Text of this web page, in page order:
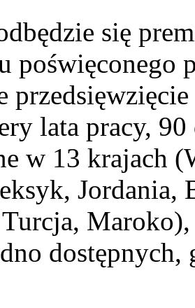
się
poświęconego
lata pracy,
w 13 krajach
Jordania,
dostępnych,